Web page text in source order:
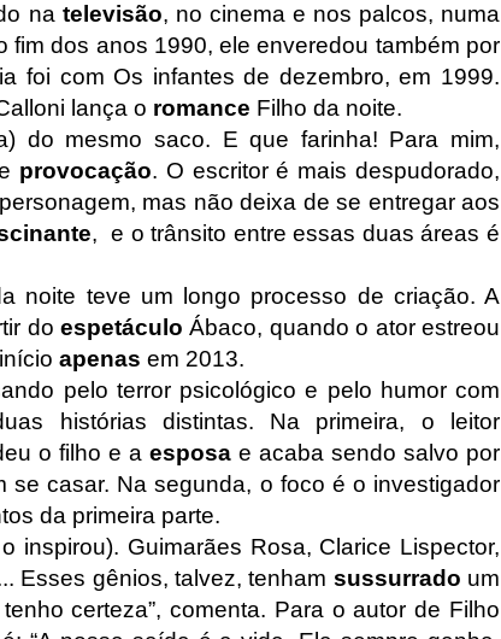
na televisão, no cinema e nos palcos, numa
dos anos 1990, ele enveredou também por
foi com Os infantes de dezembro, em 1999.
lança o romance Filho da noite.
do mesmo saco. E que farinha! Para mim,
provocação. O escritor é mais despudorado,
mas não deixa de se entregar aos
, e o trânsito entre essas duas áreas é
noite teve um longo processo de criação. A
do espetáculoÁbaco, quando o ator estreou
apenas em 2013.
pelo terror psicológico e pelo humor com
histórias distintas. Na primeira, o leitor
o filho e a esposa e acaba sendo salvo por
casar. Na segunda, o foco é o investigador
da primeira parte.
inspirou). Guimarães Rosa, Clarice Lispector,
Esses gênios, talvez, tenham sussurrado um
certeza”, comenta. Para o autor de Filho